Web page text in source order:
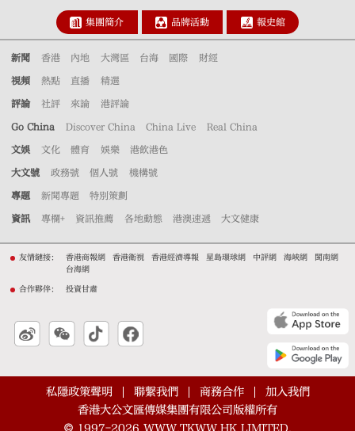
集團簡介 品牌活動 報史館
新聞 香港 內地 大灣區 台海 國際 財經
視頻 熱點 直播 精選
評論 社評 來論 港評論
Go China Discover China China Live Real China
文娛 文化 體育 娛樂 港飲港色
大文號 政務號 個人號 機構號
專題 新聞專題 特別策劃
資訊 專欄+ 資訊推薦 各地動態 港澳速遞 大文健康
友情鏈接： 香港商報網 香港衛視 香港經濟導報 星島環球網 中評網 海峽網
閩南網
台海網
合作夥伴： 投資甘肅
私隱政策聲明 聯繫我們 商務合作
加入我們
香港大公文匯傳媒集團有限公司版權所有
© 1997-2026 WWW.TKWW.HK LIMITED.